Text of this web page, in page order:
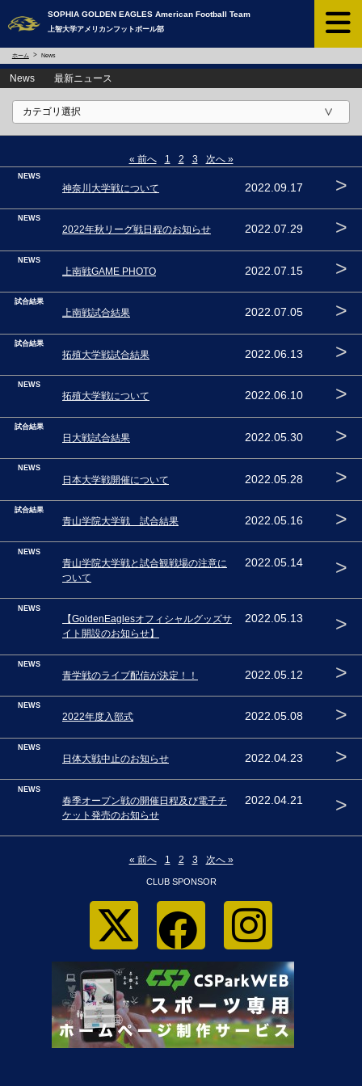
SOPHIA GOLDEN EAGLES ​American Football Team
上智大学アメリカンフットボール部
ホーム News
News 最新ニュース
« 前へ 1 2 3 次へ »
NEWS
神奈川大学戦について 2022.09.17 >
NEWS
2022年秋リーグ戦日程のお知らせ 2022.07.29 >
NEWS
上南戦GAME PHOTO 2022.07.15 >
試合結果
上南戦試合結果 2022.07.05 >
試合結果
拓殖大学戦試合結果 2022.06.13 >
NEWS
拓殖大学戦について 2022.06.10 >
試合結果
日大戦試合結果 2022.05.30 >
NEWS
日本大学戦開催について 2022.05.28 >
試合結果
青山学院大学戦 試合結果 2022.05.16 >
NEWS
青山学院大学戦と試合観戦場の注意に
ついて
2022.05.14 >
NEWS
【GoldenEaglesオフィシャルグッズサ
イト開設のお知らせ】
2022.05.13 >
NEWS
青学戦のライブ配信が決定！！ 2022.05.12 >
NEWS
2022年度入部式 2022.05.08 >
NEWS
日体大戦中止のお知らせ 2022.04.23 >
NEWS
春季オープン戦の開催日程及び電子チ
ケット発売のお知らせ
2022.04.21 >
« 前へ 1 2 3 次へ »
CLUB SPONSOR